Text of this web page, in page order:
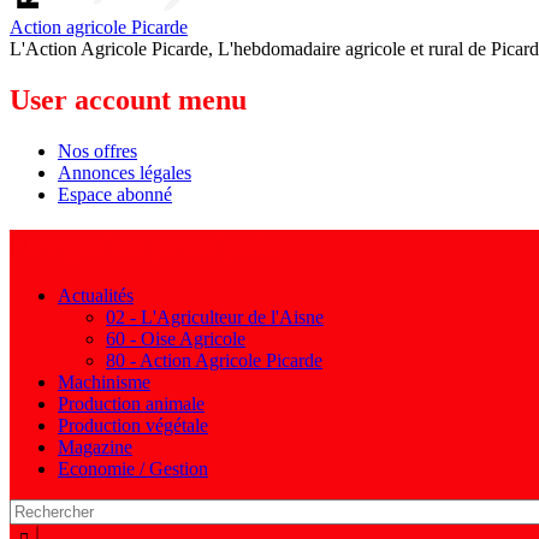
Action agricole Picarde
L'Action Agricole Picarde, L'hebdomadaire agricole et rural de
User account menu
Nos offres
Annonces légales
Espace abonné
Actualités
02 - L'Agriculteur de l'Aisne
60 - Oise Agricole
80 - Action Agricole Picarde
Machinisme
Production animale
Production végétale
Magazine
Economie / Gestion